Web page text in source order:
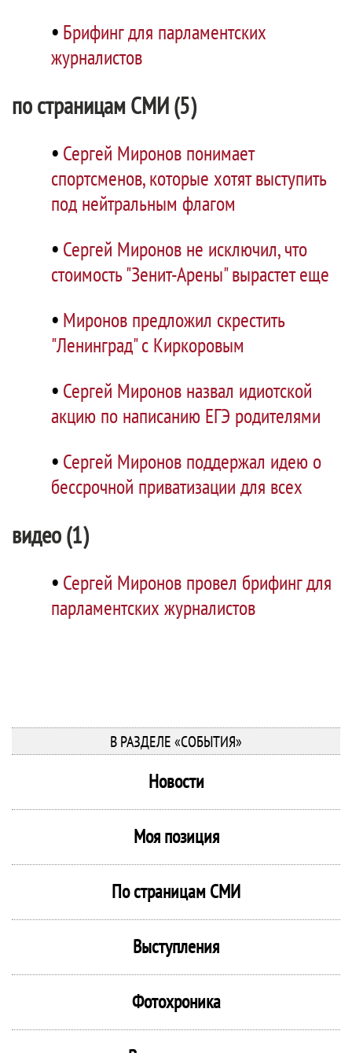
• Брифинг для парламентских
журналистов
по страницам СМИ (5)
• Сергей Миронов понимает
спортсменов, которые хотят выступить
под нейтральным флагом
• Сергей Миронов не исключил, что
стоимость "Зенит-Арены" вырастет еще
• Миронов предложил скрестить
"Ленинград" с Киркоровым
• Сергей Миронов назвал идиотской
акцию по написанию ЕГЭ родителями
• Сергей Миронов поддержал идею о
бессрочной приватизации для всех
видео (1)
• Сергей Миронов провел брифинг для
парламентских журналистов
В РАЗДЕЛЕ «СОБЫТИЯ»
Новости
Моя позиция
По страницам СМИ
Выступления
Фотохроника